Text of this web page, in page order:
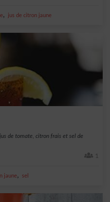
, jus de citron jaune
de tomate, citron frais et sel de
1
jaune, sel